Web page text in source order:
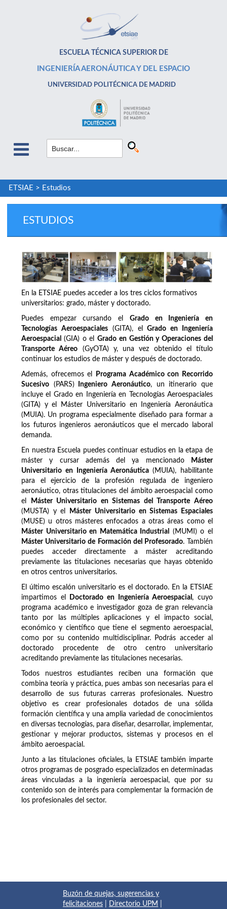
ESCUELA TÉCNICA SUPERIOR DE
INGENIERÍA AERONÁUTICA Y DEL ESPACIO
UNIVERSIDAD POLITÉCNICA DE MADRID
ETSIAE > Estudios
ESTUDIOS
En la ETSIAE puedes acceder a los tres ciclos formativos
universitarios: grado, máster y doctorado.
Puedes empezar cursando el Grado en Ingeniería en
Tecnologías Aeroespaciales(GITA), elGrado en Ingeniería
Aeroespacial (GIA) o elGrado en Gestión y Operaciones del
Transporte Aéreo (GyOTA) y, una vez obtenido el título
continuar los estudios de máster y después de doctorado.
Además, ofrecemos el
Programa Académico con Recorrido
Sucesivo (PARS) Ingeniero Aeronáutico, un itinerario que
incluye el Grado en Ingeniería en Tecnologías Aeroespaciales
(GITA) y el Máster Universitario en Ingeniería Aeronáutica
(MUIA). Un programa especialmente diseñado para formar a
los futuros ingenieros aeronáuticos que el mercado laboral
demanda.
En nuestra Escuela puedes continuar estudios en la etapa de
máster y cursar además del ya mencionado
Máster
Universitario en Ingeniería Aeronáutica(MUIA), habilitante
para el ejercicio de la profesión regulada de ingeniero
aeronáutico, otras titulaciones del ámbito aeroespacial como
el
Máster Universitario en Sistemas del Transporte Aéreo
(MUSTA) y el
Máster Universitario en Sistemas Espaciales
(MUSE) u otros másteres enfocados a otras áreas como el
Máster Universitario en Matemática Industrial
(MUMI) o el
Máster Universitario de Formación del Profesorado. También
puedes acceder directamente a máster acreditando
previamente las titulaciones necesarias que hayas obtenido
en otros centros universitarios.
El último escalón universitario es el doctorado. En la ETSIAE
impartimos el
Doctorado en Ingeniería Aeroespacial, cuyo
programa académico e investigador goza de gran relevancia
tanto por las múltiples aplicaciones y el impacto social,
económico y científico que tiene el segmento aeroespacial,
como por su contenido multidisciplinar. Podrás acceder al
doctorado procedente de otro centro universitario
acreditando previamente las titulaciones necesarias.
Todos nuestros estudiantes reciben una formación que
combina teoría y práctica, pues ambas son necesarias para el
desarrollo de sus futuras carreras profesionales. Nuestro
objetivo es crear profesionales dotados de una sólida
formación científica y una amplia variedad de conocimientos
en diversas tecnologías, para diseñar, desarrollar, implementar,
gestionar y mejorar productos, sistemas y procesos en el
ámbito aeroespacial.
Junto a las titulaciones oficiales, la ETSIAE también imparte
otros programas de posgrado especializados en determinadas
áreas vinculadas a la ingeniería aeroespacial, que por su
contenido son de interés para complementar la formación de
los profesionales del sector.
Buzón de quejas, sugerencias y
felicitaciones
Directorio UPM